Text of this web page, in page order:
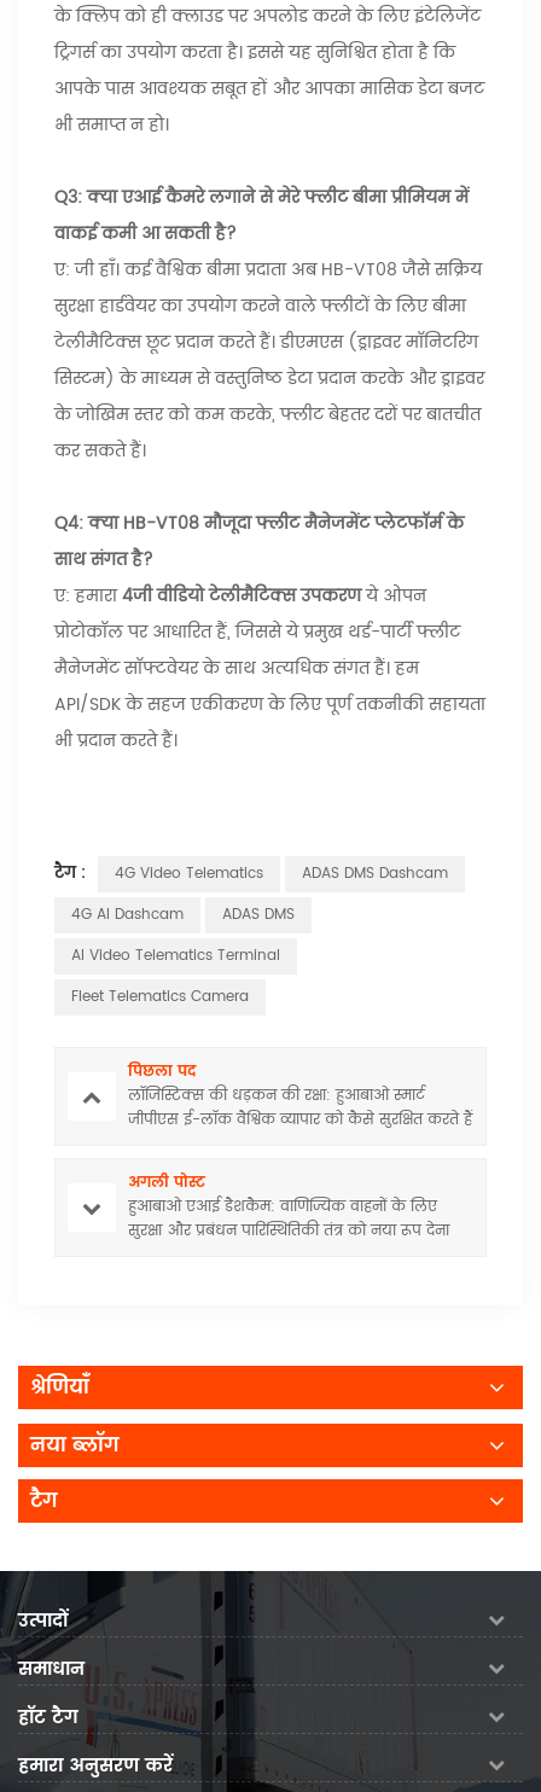
के क्लिप को ही क्लाउड पर अपलोड करने के लिए इंटेलिजेंट
ट्रिगर्स का उपयोग करता है। इससे यह सुनिश्चित होता है कि
आपके पास आवश्यक सबूत हों और आपका मासिक डेटा बजट
भी समाप्त न हो।
Q3: क्या एआई कैमरे लगाने से मेरे फ्लीट बीमा प्रीमियम में
वाकई कमी आ सकती है?
ए: जी हाँ। कई वैश्विक बीमा प्रदाता अब HB-VT08 जैसे सक्रिय
सुरक्षा हार्डवेयर का उपयोग करने वाले फ्लीटों के लिए बीमा
टेलीमैटिक्स छूट प्रदान करते हैं। डीएमएस (ड्राइवर मॉनिटरिंग
सिस्टम) के माध्यम से वस्तुनिष्ठ डेटा प्रदान करके और ड्राइवर
के जोखिम स्तर को कम करके, फ्लीट बेहतर दरों पर बातचीत
कर सकते हैं।
Q4: क्या HB-VT08 मौजूदा फ्लीट मैनेजमेंट प्लेटफॉर्म के
साथ संगत है?
ए: हमारा4जी वीडियो टेलीमैटिक्स उपकरणये ओपन
प्रोटोकॉल पर आधारित हैं, जिससे ये प्रमुख थर्ड-पार्टी फ्लीट
मैनेजमेंट सॉफ्टवेयर के साथ अत्यधिक संगत हैं। हम
API/SDK के सहज एकीकरण के लिए पूर्ण तकनीकी सहायता
भी प्रदान करते हैं।
टैग : 4G Video Telematics
ADAS DMS Dashcam
4G AI Dashcam
ADAS DMS
AI Video Telematics Terminal
Fleet Telematics Camera
पिछला पद
लॉजिस्टिक्स की धड़कन की रक्षा: हुआबाओ स्मार्ट
जीपीएस ई-लॉक वैश्विक व्यापार को कैसे सुरक्षित करते हैं
अगली पोस्ट
हुआबाओ एआई डैशकैम: वाणिज्यिक वाहनों के लिए
सुरक्षा और प्रबंधन पारिस्थितिकी तंत्र को नया रूप देना
श्रेणियाँ
नया ब्लॉग
टैग
उत्पादों
समाधान
हॉट टैग
हमारा अनुसरण करें